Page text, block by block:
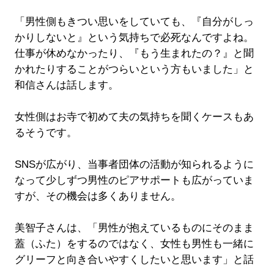
「男性側もきつい思いをしていても、『自分がしっ
かりしないと』という気持ちで必死なんですよね。
仕事が休めなかったり、『もう生まれたの？』と聞
かれたりすることがつらいという方もいました」と
和信さんは話します。
女性側はお寺で初めて夫の気持ちを聞くケースもあ
るそうです。
SNSが広がり、当事者団体の活動が知られるように
なって少しずつ男性のピアサポートも広がっていま
すが、その機会は多くありません。
美智子さんは、「男性が抱えているものにそのまま
蓋（ふた）をするのではなく、女性も男性も一緒に
グリーフと向き合いやすくしたいと思います」と話